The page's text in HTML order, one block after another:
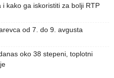
kako ga iskoristiti za bolji RTP
od 7. do 9. avgusta
oko 38 stepeni, toplotni